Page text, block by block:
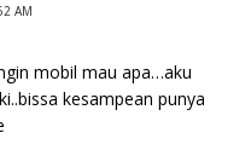
AM
mobil mau apa…aku
kesampean punya